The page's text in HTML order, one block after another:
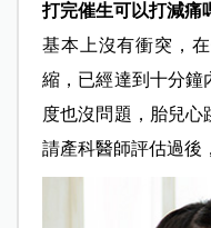
打完催生可以打減痛
基本上沒有衝突，
縮，已經達到十分鐘
度也沒問題，胎兒心
請產科醫師評估過後